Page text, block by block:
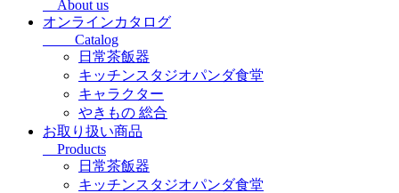
About us
オンラインカタログ
Catalog
日常茶飯器
キッチンスタジオパンダ食堂
キャラクター
やきもの 総合
お取り扱い商品
Products
日常茶飯器
キッチンスタジオパンダ食堂